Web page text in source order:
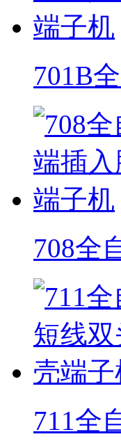
701B
708全
711全